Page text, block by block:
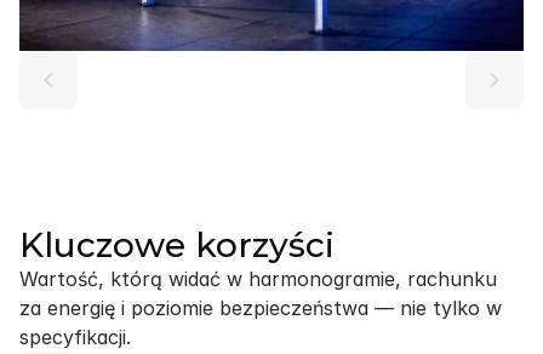
Kluczowe korzyści
Wartość, którą widać w harmonogramie, rachunku
za energię i poziomie bezpieczeństwa — nie tylko w
specyfikacji.